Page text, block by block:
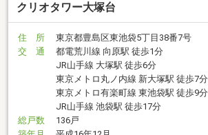
クリオタワー大塚台
住 所
東京都豊島区東池袋5丁目38番7号
交 通
都電荒川線 向原駅 徒歩1分
JR山手線 大塚駅 徒歩6分
東京メトロ丸ノ内線 新大塚駅 徒歩7分
東京メトロ有楽町線 東池袋駅 徒歩9分
JR山手線 池袋駅 徒歩17分
総戸数
136戸